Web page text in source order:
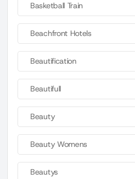
Basketball Train
Beachfront Hotels
Beautification
Beautifull
Beauty
Beauty Womens
Beautys